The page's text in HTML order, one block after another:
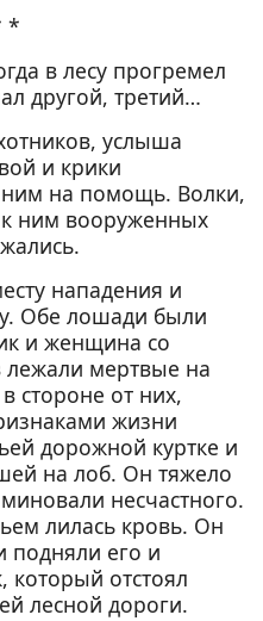
*
в лесу прогремел
другой, третий…
услыша
и крики
на помощь. Волки,
ним вооруженных
нападения и
Обе лошади были
и женщина со
лежали мертвые на
стороне от них,
жизни
дорожной куртке и
на лоб. Он тяжело
несчастного.
лилась кровь. Он
подняли его и
который отстоял
лесной дороги.